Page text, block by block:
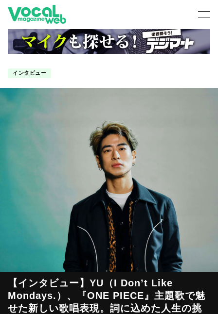
インタビュー
【インタビュー】YU（I Don’t Like
Mondays.）、『ONE PIECE』主題歌で魅
せた新しい歌唱表現。詞に込めた人生の挑